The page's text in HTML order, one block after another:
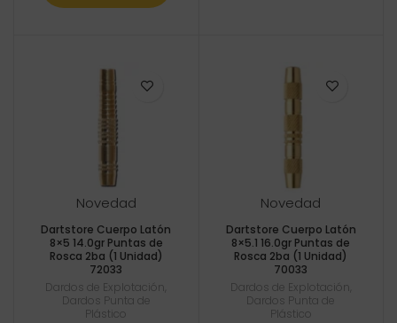
Novedad
Dartstore Cuerpo Latón
8×5 14.0gr Puntas de
Rosca 2ba (1 Unidad)
72033
Dardos de Explotación
Dardos Punta de
Plástico
Novedad
Dartstore Cuerpo Latón
8×5.1 16.0gr Puntas de
Rosca 2ba (1 Unidad)
70033
Dardos de Explotación
Dardos Punta de
Plástico